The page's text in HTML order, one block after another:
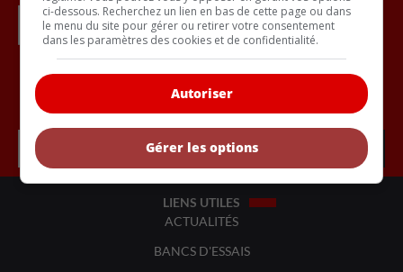
Inscrivez vous à l'infolettre.
LIENS UTILES
ACTUALITÉS
BANCS D'ESSAIS
ci-dessous. Recherchez un lien en bas de cette page ou dans
le menu du site pour gérer ou retirer votre consentement
dans les paramètres des cookies et de confidentialité.
Autoriser
Gérer les options